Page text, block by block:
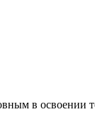
в освоении